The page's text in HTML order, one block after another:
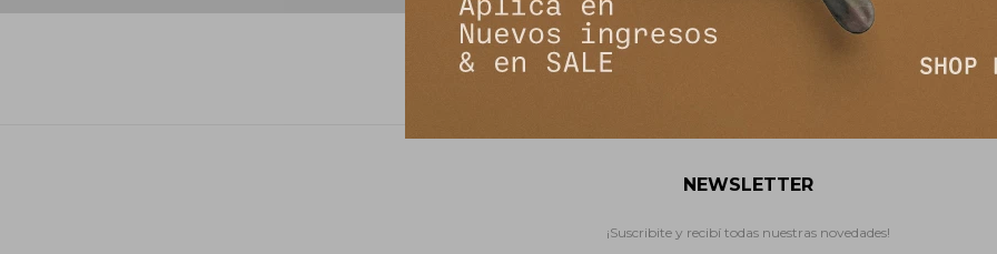
NEWSLETTER
¡Suscribite y recibí todas nuestras novedades!